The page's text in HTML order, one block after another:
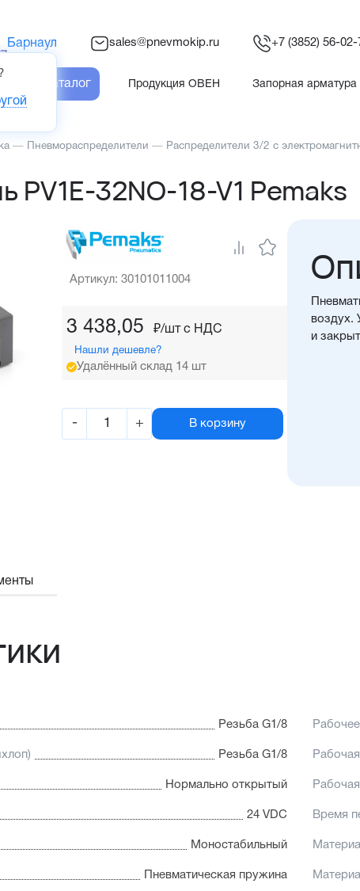
Барнаул sales@pnevmokip.ru +7 (3852) 56-02-
Каталог Продукция ОВЕН Запорная арматура
— Пневмораспределители — Распределители 3/2 с
PV1E-32NO-18-V1 Pemaks
Артикул: 30101011004
3 438,05 ₽/шт c НДС
Нашли дешевле?
Удалённый склад 14 шт
- + В корзину
воздух.
и
Резьба G1/8
Резьба G1/8
Нормально открытый
24 VDC Время
Моностабильный
Пневматическая пружина